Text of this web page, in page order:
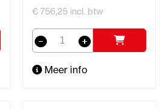
€ 756,25 incl. btw
Meer info